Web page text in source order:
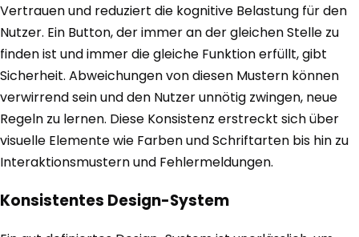
Vertrauen und reduziert die kognitive Belastung für den
Nutzer. Ein Button, der immer an der gleichen Stelle zu
finden ist und immer die gleiche Funktion erfüllt, gibt
Sicherheit. Abweichungen von diesen Mustern können
verwirrend sein und den Nutzer unnötig zwingen, neue
Regeln zu lernen. Diese Konsistenz erstreckt sich über
visuelle Elemente wie Farben und Schriftarten bis hin zu
Interaktionsmustern und Fehlermeldungen.
Konsistentes Design-System